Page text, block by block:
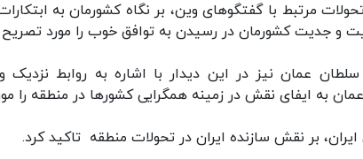
مرتبط با گفتگوهای وین، بر نگاه کشورمان به
و جدیت کشورمان در رسیدن به توافق خوب را مورد تصریح
عمان نیز در این دیدار با اشاره به روابط نزدیک
به ایفای نقش در زمینه همگرایی کشورها در منطقه را
بر نقش سازنده ایران در تحولات منطقه تاکید کرد.